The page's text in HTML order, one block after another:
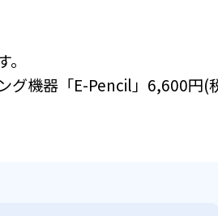
機器「E-Pencil」6,600円(